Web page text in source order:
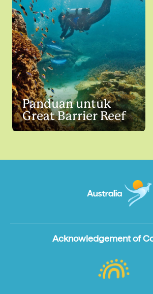
Panduan untuk
Great Barrier Reef
Acknowledgement of